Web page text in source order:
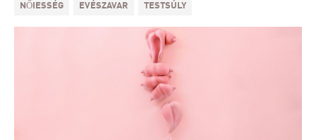
NŐIESSÉG EVÉSZAVAR TESTSÚLY